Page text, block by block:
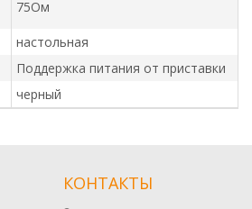
75Ом
настольная
Поддержка питания от приставки
черный
КОНТАКТЫ